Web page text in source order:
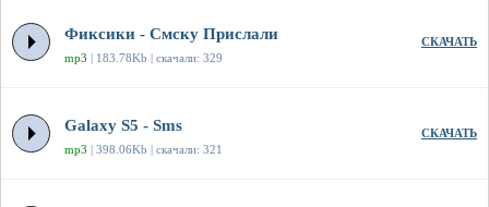
Фиксики - Смску Прислали
mp3 | 183.78Kb | скачали: 329
СКАЧАТЬ
Galaxy S5 - Sms
mp3 | 398.06Kb | скачали: 321
СКАЧАТЬ